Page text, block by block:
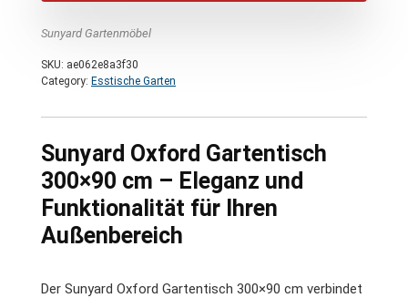
Sunyard Gartenmöbel
SKU: ae062e8a3f30
Category: Esstische Garten
Sunyard Oxford Gartentisch
300×90 cm – Eleganz und
Funktionalität für Ihren
Außenbereich
Der Sunyard Oxford Gartentisch 300×90 cm verbindet